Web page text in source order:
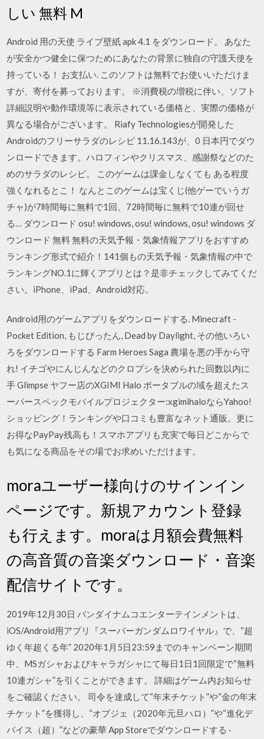
しい 無料 M
Android 用の天使 ライブ壁紙 apk 4.1 をダウンロード。 あなた
が安全かつ健全に保つためにあなたの背景に独自の守護天使を
持っている！ お支払い. このソフトは無料でお使いいただけま
すが、寄付を募っております。 ※消費税の増税に伴い、ソフト
詳細説明や動作環境等に表示されている価格と、実際の価格が
異なる場合がございます。 Riafy Technologiesが開発した
Androidのフリーサラダのレシピ 11.16.143が、0 日本円でダウ
ンロードできます。ハロフィンやクリスマス、感謝祭などのた
めのサラダのレシピ。 このゲームは課金しなくても ある程度
強くなれるとこ！ なんとこのゲームは宝くじ(他ゲーでいうガ
チャ)が7時間毎に無料で1回、72時間毎に無料で10連が回せ
る… ダウンロード osu! windows, osu! windows, osu! windows ダ
ウンロード 無料 無料の天気予報・気象情報アプリをおすすめ
ランキング形式で紹介！141個もの天気予報・気象情報の中で
ランキングNO.1に輝くアプリとは？是非チェックしてみてくだ
さい。iPhone、iPad、Android対応。
Android用のゲームアプリをダウンロードする. Minecraft -
Pocket Edition, もじぴったん, Dead by Daylight, その他いろい
ろをダウンロードする Farm Heroes Saga 農場を悪の手から守
れ! イチゴやにんじんなどのクロプシを決められた回数以内に
手 Glimpse ヤフー店のXGIMI Halo ポータブルの域を超えたス
ーパースペックモバイルプロジェクター:xgimihaloならYahoo!
ショッピング！ランキングや口コミも豊富なネット通販。更に
お得なPayPay残高も！スマホアプリも充実で毎日どこからで
も気になる商品をその場でお求めいただけます。
moraユーザー様向けのサインイン
ページです。新規アカウント登録
も行えます。moraは月額会費無料
の高音質の音楽ダウンロード・音楽
配信サイトです。
2019年12月30日 バンダイナムコエンターテインメントは、
iOS/Android用アプリ『スーパーガンダムロワイヤル』で、“超
ゆく年超くる年” 2020年1月5日23:59までのキャンペーン期間
中、MSガシャおよびキャラガシャにて毎日1日1回限定で“無料
10連ガシャ”を引くことができます。 詳細はゲーム内お知らせ
をご確認ください。 司令を達成して“年末チケット”や“金の年末
チケット”を獲得し、“オブジェ（2020年元旦ハロ）”や“進化デ
バイス（超）”などの豪華 App Storeでダウンロードする ·